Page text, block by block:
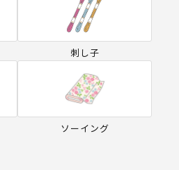
刺し子
ソーイング